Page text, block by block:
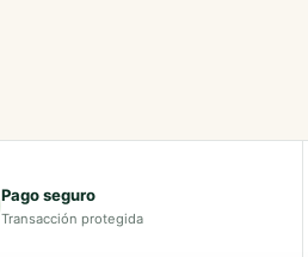
Pago seguro
Transacción protegida